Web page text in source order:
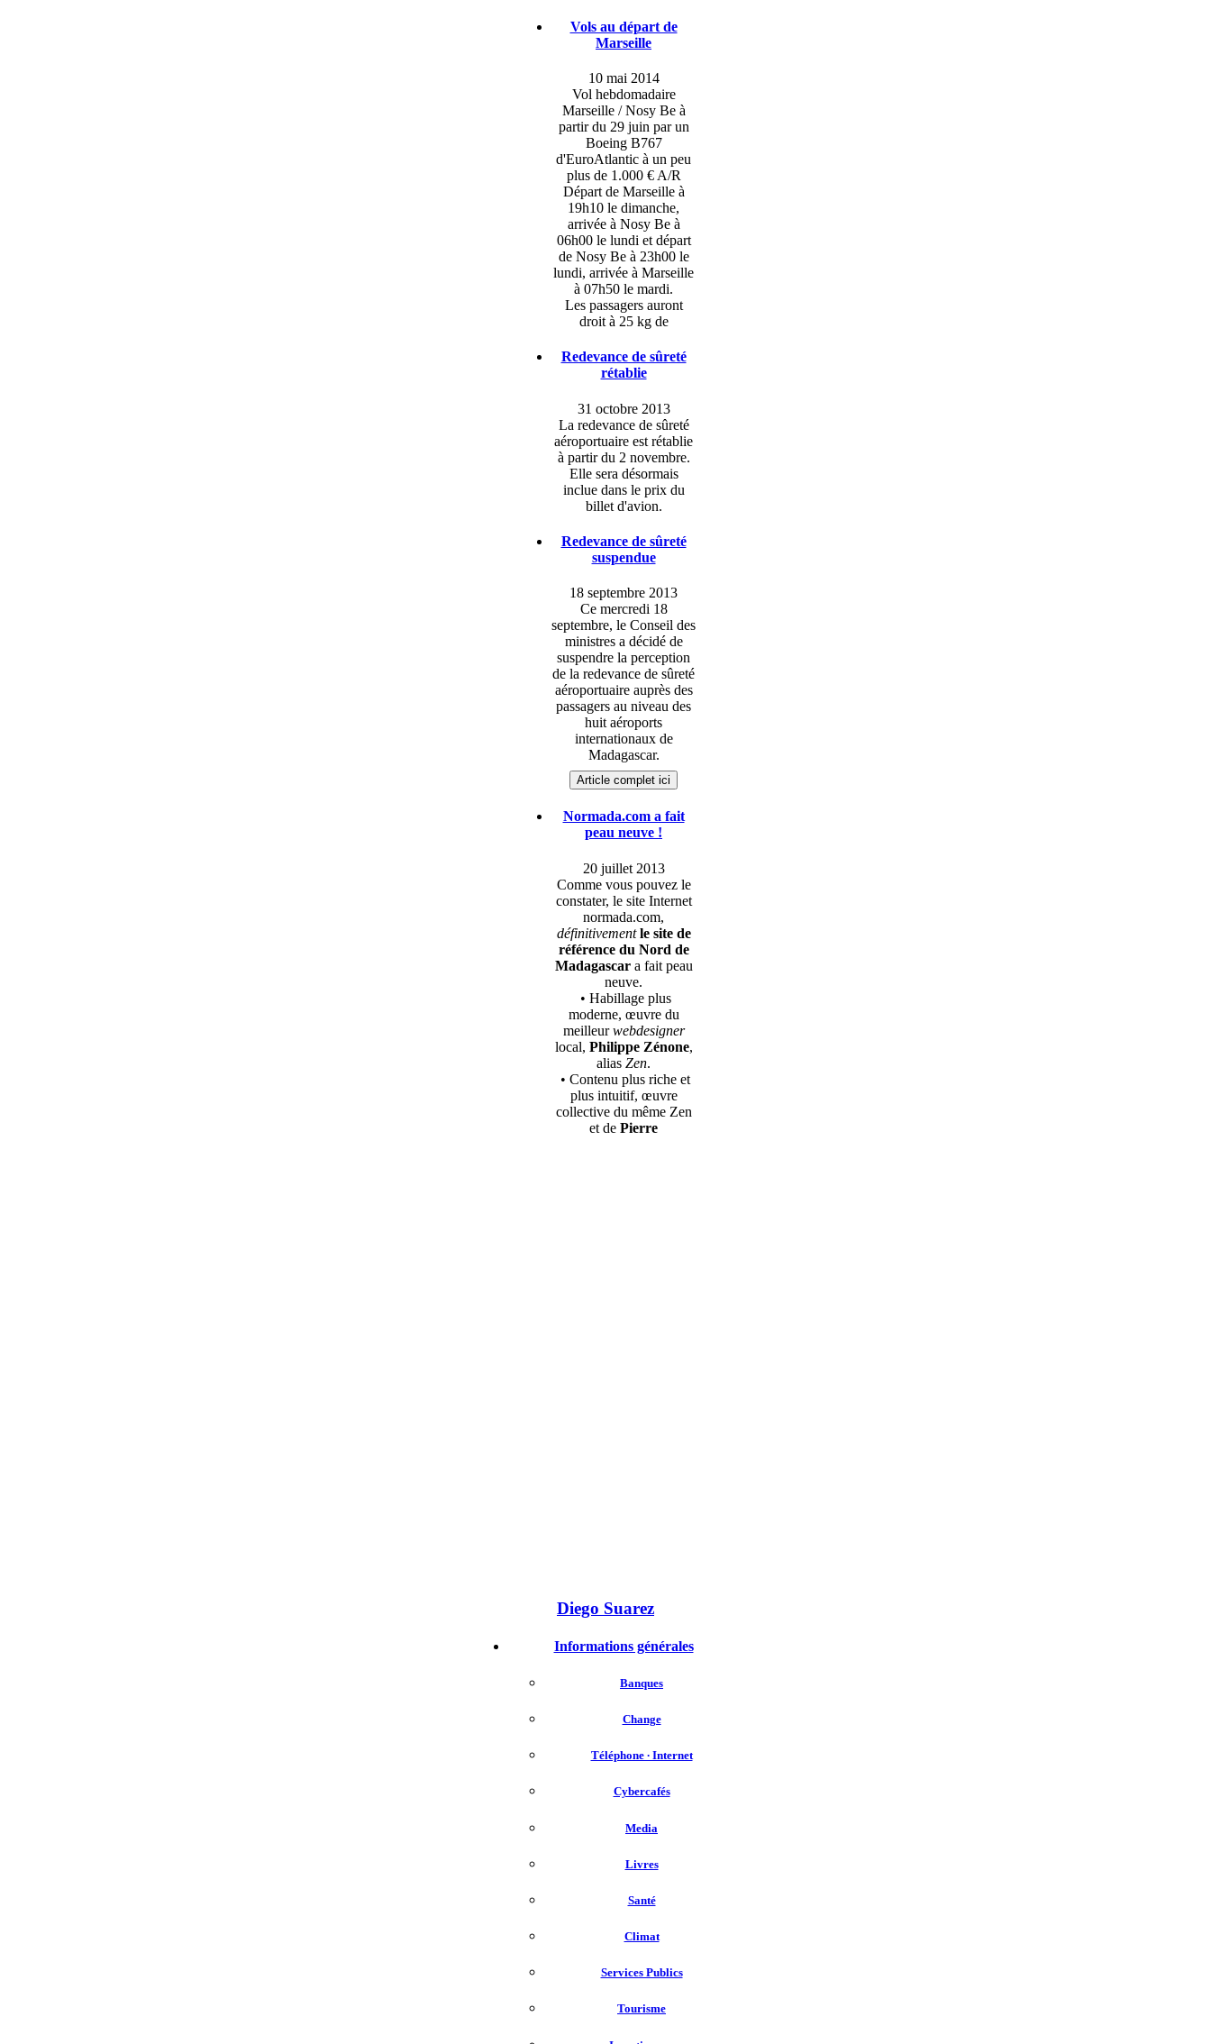
Vols au départ de
Marseille
10 mai 2014
Vol hebdomadaire
Marseille / Nosy Be à
partir du 29 juin par un
Boeing B767
d'EuroAtlantic à un peu
plus de 1.000 € A/R
Départ de Marseille à
19h10 le dimanche,
arrivée à Nosy Be à
06h00 le lundi et départ
de Nosy Be à 23h00 le
lundi, arrivée à Marseille
à 07h50 le mardi.
Les passagers auront
droit à 25 kg de
Redevance de sûreté
rétablie
31 octobre 2013
La redevance de sûreté
aéroportuaire est rétablie
à partir du 2 novembre.
Elle sera désormais
inclue dans le prix du
billet d'avion.
Redevance de sûreté
suspendue
18 septembre 2013
Ce mercredi 18
septembre, le Conseil des
ministres a décidé de
suspendre la perception
de la redevance de sûreté
aéroportuaire auprès des
passagers au niveau des
huit aéroports
internationaux de
Madagascar.
Article complet ici
Normada.com a fait
peau neuve !
20 juillet 2013
Comme vous pouvez le
constater, le site Internet
normada.com,
définitivement le site de
référence du Nord de
Madagascara fait peau
neuve.
• Habillage plus
moderne, œuvre du
meilleurwebdesigner
local, Philippe Zénone,
alias Zen.
• Contenu plus riche et
plus intuitif, œuvre
collective du même Zen
et de Pierre
Diego Suarez
Informations générales
Banques
Change
Téléphone ∙ Internet
Cybercafés
Media
Livres
Santé
Climat
Services Publics
Tourisme